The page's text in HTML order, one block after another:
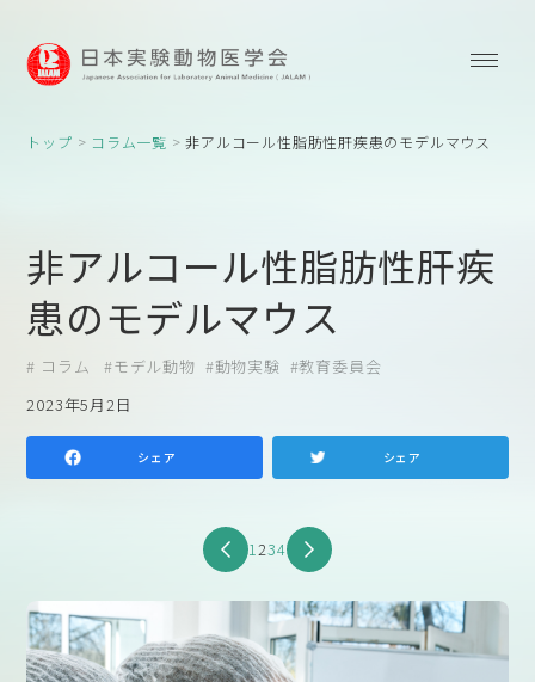
トップ コラム一覧 非アルコール性脂肪性肝疾患のモデルマウス
非アルコール性脂肪性肝疾
患のモデルマウス
コラム モデル動物 動物実験
教育委員会
2023年5月2日
シェア シェア
1234